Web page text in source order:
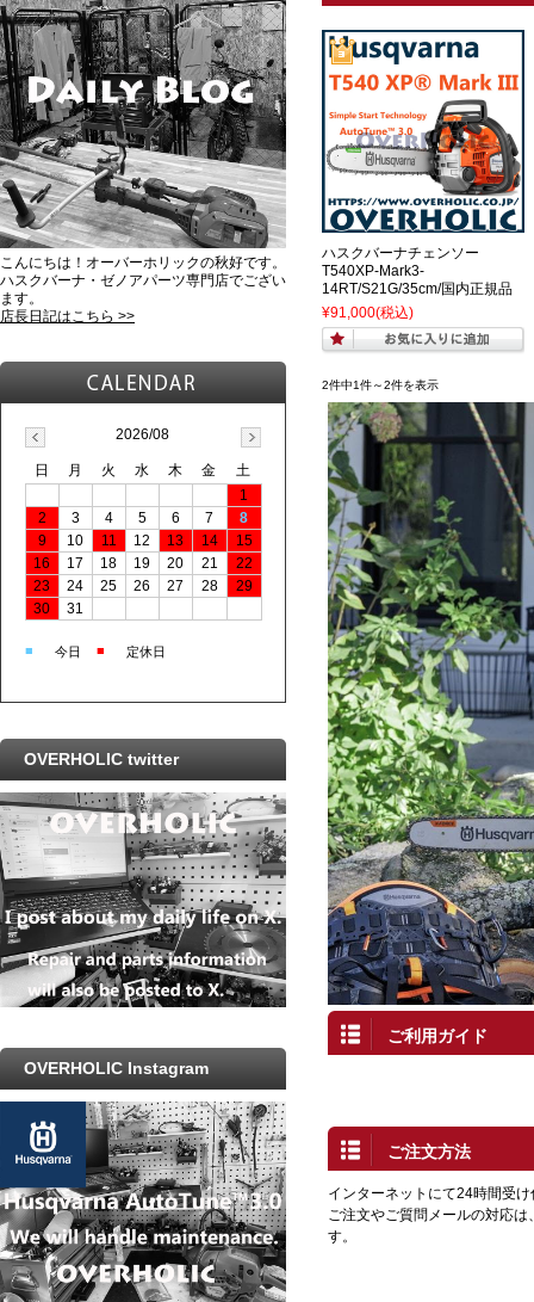
ハスクバーナチェンソー
T540XP-Mark3-
14RT/S21G/35cm/国内正規品
¥91,000(税込)
2件中1件～2件を表示
ご利用ガイド
ご注文方法
インターネットにて24時間受
ご注文やご質問メールの対応
す。
こんにちは！オーバーホリックの秋好です。
ハスクバーナ・ゼノアパーツ専門店でござい
ます。
店長日記はこちら >>
2026/08
日 月 火 水 木 金
土
1
2
3 4 5 6 7
8
9
10 11 12 13 14
15
16
17 18 19 20 21
22
23
24 25 26 27 28
29
30
31
■ 今日 ■ 定休日
OVERHOLIC twitter
OVERHOLIC Instagram